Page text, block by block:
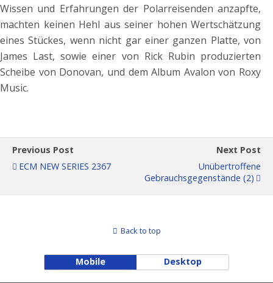
Wissen und Erfahrungen der Polarreisenden anzapfte,
machten keinen Hehl aus seiner hohen Wertschätzung
eines Stückes, wenn nicht gar einer ganzen Platte, von
James Last, sowie einer von Rick Rubin produzierten
Scheibe von Donovan, und dem Album Avalon von Roxy
Music.
Previous Post
ECM NEW SERIES 2367
Next Post
Unübertroffene
Gebrauchsgegenstände (2)
Back to top
Mobile Desktop